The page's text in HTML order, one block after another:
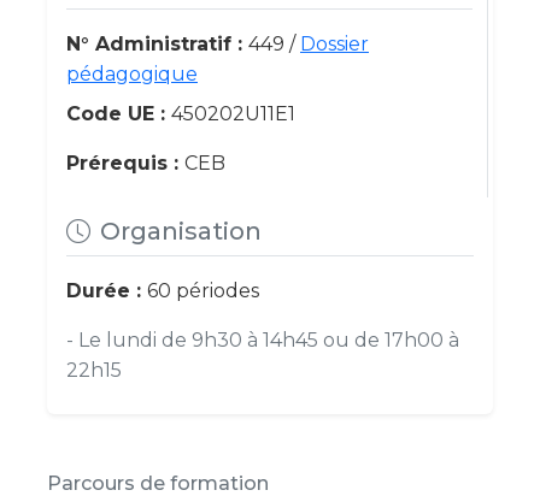
N° Administratif : 449 / Dossier
pédagogique
Code UE : 450202U11E1
Prérequis : CEB
Organisation
Durée : 60 périodes
- Le lundi de 9h30 à 14h45 ou de 17h00 à
22h15
Parcours de formation